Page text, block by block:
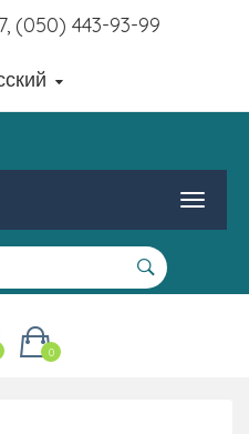
(050) 443-93-99
0